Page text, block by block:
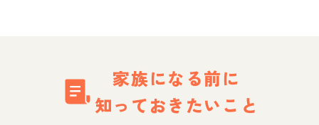
家族になる前に
知っておきたいこと